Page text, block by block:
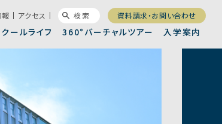
アクセス 検索 資料請求・お問い合わせ
ールライフ
錦城高校新聞
360°バーチャルツアー 入学案内